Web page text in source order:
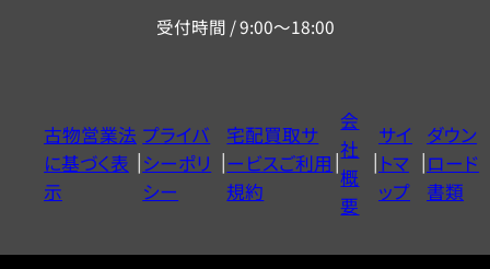
ー
ヤ
ル
0120604117
受付時間 / 9:00～18:00
古物営業法
に基づく表
示
プライバ
シーポリ
シー
宅配買取サ
ービスご利用
規約
会
社
概
要
サイ
トマ
ップ
ダウン
ロード
書類